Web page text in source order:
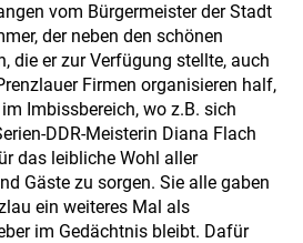
vom Bürgermeister der Stadt
der neben den schönen
die er zur Verfügung stellte, auch
Firmen organisieren half,
Imbissbereich, wo z.B. sich
DDR-Meisterin Diana Flach
das leibliche Wohl aller
Gäste zu sorgen. Sie alle gaben
ein weiteres Mal als
im Gedächtnis bleibt. Dafür